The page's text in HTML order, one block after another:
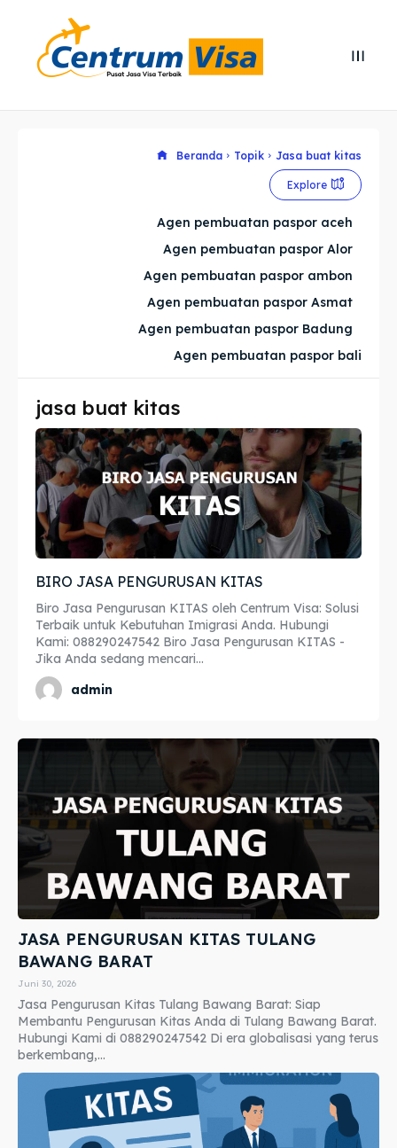
Cari
Cari
Explore our destinations
Imta
Legalisir
Apostille
Penerjemah
Asuransi
Blog
Explore our destinations
Imta
Legalisir
Apostille
Penerjemah
Asuransi
Blog
Beranda Topik Jasa buat kitas
Explore
Agen pembuatan paspor aceh
Agen pembuatan paspor Alor
Agen pembuatan paspor ambon
Agen pembuatan paspor Asmat
Agen pembuatan paspor Badung
Agen pembuatan paspor bali
jasa buat kitas
BIRO JASA PENGURUSAN KITAS
Biro Jasa Pengurusan KITAS oleh Centrum Visa: Solusi
Terbaik untuk Kebutuhan Imigrasi Anda. Hubungi
Kami: 088290247542 Biro Jasa Pengurusan KITAS -
Jika Anda sedang mencari...
admin
JASA PENGURUSAN KITAS TULANG
BAWANG BARAT
Juni 30, 2026
Jasa Pengurusan Kitas Tulang Bawang Barat: Siap
Membantu Pengurusan Kitas Anda di Tulang Bawang Barat.
Hubungi Kami di 088290247542 Di era globalisasi yang terus
berkembang,...